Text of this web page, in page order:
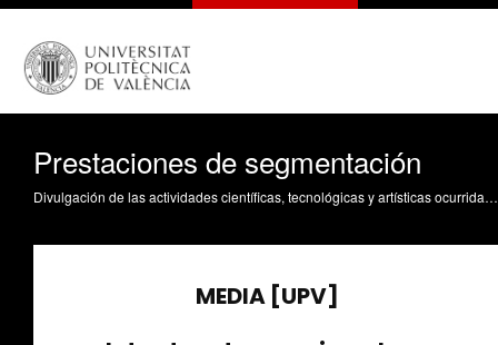
Prestaciones de segmentación
Divulgación de las actividades científicas, tecnológicas y artísticas ocurridas en los tres campus de la UPV